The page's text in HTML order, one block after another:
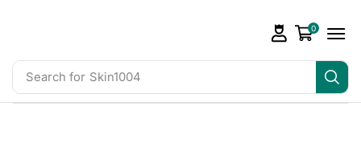
Search for Skin1004
0